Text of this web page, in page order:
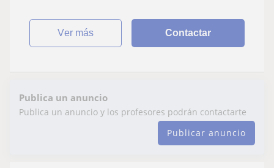
ver más Contactar
Publica un anuncio
Publica un anuncio y los profesores podrán contactarte
Publicar anuncio